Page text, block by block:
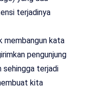
terjadinya
membangun kata
pengunjung
sehingga terjadi
kita